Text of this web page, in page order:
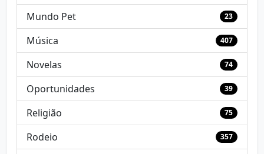
Mundo Pet 23
Música 407
Novelas 74
Oportunidades 39
Religião 75
Rodeio 357